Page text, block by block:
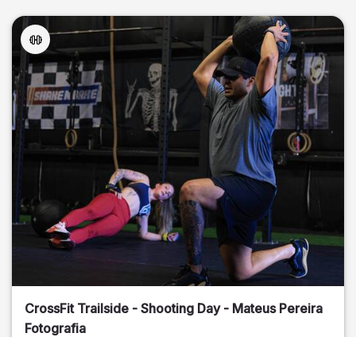
CrossFit Trailside - Shooting Day - Mateus Pereira
Fotografia